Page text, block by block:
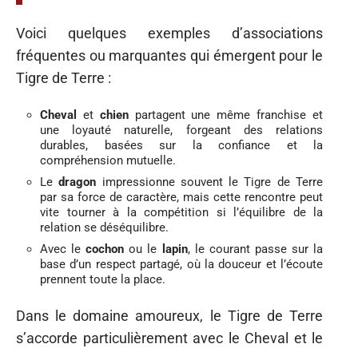
Voici quelques exemples d’associations
fréquentes ou marquantes qui émergent pour le
Tigre de Terre :
Cheval et chienpartagent une même franchise et
une loyauté naturelle, forgeant des relations
durables, basées sur la confiance et la
compréhension mutuelle.
Ledragon impressionne souvent le Tigre de Terre
par sa force de caractère, mais cette rencontre peut
vite tourner à la compétition si l’équilibre de la
relation se déséquilibre.
Avec lecochon ou le lapin, le courant passe sur la
base d’un respect partagé, où la douceur et l’écoute
prennent toute la place.
Dans le domaine amoureux, le Tigre de Terre
s’accorde particulièrement avec le Cheval et le